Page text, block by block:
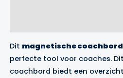
Dit magnetische
perfecte tool voor coaches.
coachbord biedt een